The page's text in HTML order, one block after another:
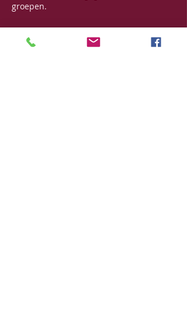
groepen.
Data: wekelijks op woensdagnamiddag
van 13u30 - 15u (uitgezonderd